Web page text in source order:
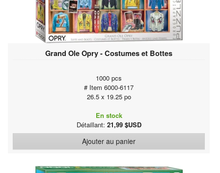
Grand Ole Opry - Costumes et Bottes
1000 pcs
# Item 6000-6117
26.5 x 19.25 po
En stock
Détaillant: 21,99 $USD
Ajouter au panier